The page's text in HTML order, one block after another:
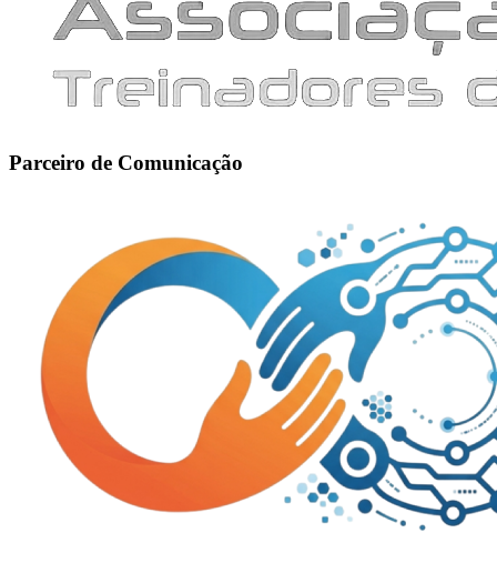
Parceiro de Comunicação